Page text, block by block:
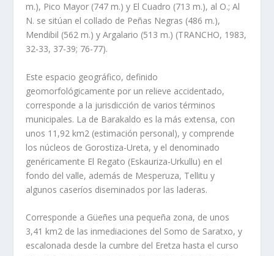
m.), Pico Mayor (747 m.) y El Cuadro (713 m.), al O.; Al
N. se sitúan el collado de Peñas Negras (486 m.),
Mendibil (562 m.) y Argalario (513 m.) (TRANCHO, 1983,
32-33, 37-39; 76-77).
Este espacio geográfico, definido
geomorfológicamente por un relieve acciden­tado,
corresponde a la jurisdicción de varios términos
municipales. La de Barakaldo es la más extensa, con
unos 11,92 km2 (estimación personal), y comprende
los nú­cleos de Gorostiza-Ureta, y el denominado
genéricamente El Regato (Eskauriza-Urkullu) en el
fondo del valle, además de Mesperuza, Tellitu y
algunos caseríos dise­minados por las laderas.
Corresponde a Güeñes una pequeña zona, de unos
3,41 km2 de las inmediacio­nes del Somo de Saratxo, y
escalonada desde la cumbre del Eretza hasta el curso